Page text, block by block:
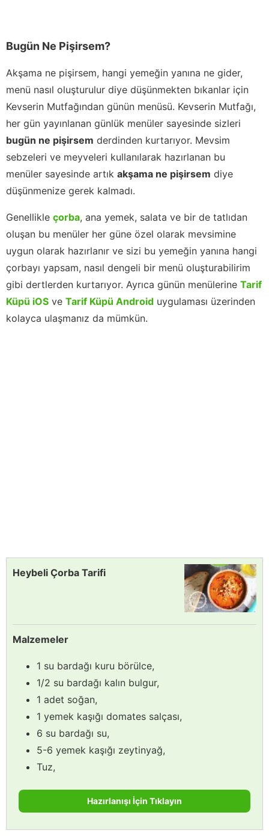
Bugün Ne Pişirsem?
Akşama ne pişirsem, hangi yemeğin yanına ne gider,
menü nasıl oluşturulur diye düşünmekten bıkanlar için
Kevserin Mutfağından günün menüsü. Kevserin Mutfağı,
her gün yayınlanan günlük menüler sayesinde sizleri
bugün ne pişirsem derdinden kurtarıyor. Mevsim
sebzeleri ve meyveleri kullanılarak hazırlanan bu
menüler sayesinde artık akşama ne pişirsem diye
düşünmenize gerek kalmadı.
Genellikle çorba, ana yemek, salata ve bir de tatlıdan
oluşan bu menüler her güne özel olarak mevsimine
uygun olarak hazırlanır ve sizi bu yemeğin yanına hangi
çorbayı yapsam, nasıl dengeli bir menü oluşturabilirim
gibi dertlerden kurtarıyor. Ayrıca günün menülerine Tarif
Küpü iOS ve Tarif Küpü Android uygulaması üzerinden
kolayca ulaşmanız da mümkün.
Heybeli Çorba Tarifi
Malzemeler
1 su bardağı kuru börülce,
1/2 su bardağı kalın bulgur,
1 adet soğan,
1 yemek kaşığı domates salçası,
6 su bardağı su,
5-6 yemek kaşığı zeytinyağ,
Tuz,
Hazırlanışı İçin Tıklayın